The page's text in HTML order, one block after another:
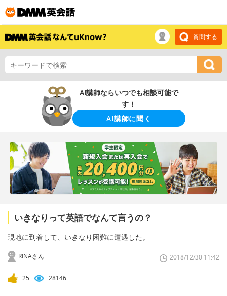
質問する
AI講師ならいつでも相談可能で
す！
AI講師に聞く
いきなりって英語でなんて言うの？
現地に到着して、いきなり困難に遭遇した。
RINAさん 2018/12/30 11:42
25 28146